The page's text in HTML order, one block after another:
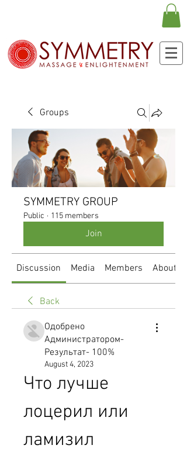
Groups
SYMMETRY GROUP
Public · 115 members
Join
Discussion Media Members About
Back
Одобрено
Администратором-
Результат- 100%
August 4, 2023
Что лучше
лоцерил или
ламизил